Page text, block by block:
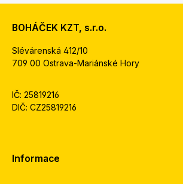
BOHÁČEK KZT, s.r.o.
Slévárenská 412/10
709 00 Ostrava-Mariánské Hory
IČ: 25819216
DIČ: CZ25819216
Informace